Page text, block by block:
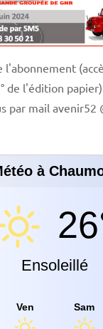
l'abonnement
de l'édition
par mail avenir52
à
Ensoleillé
Ven Sam